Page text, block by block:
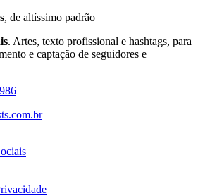
, de altíssimo padrão
. Artes, texto profissional e hashtags, para
e captação de seguidores e